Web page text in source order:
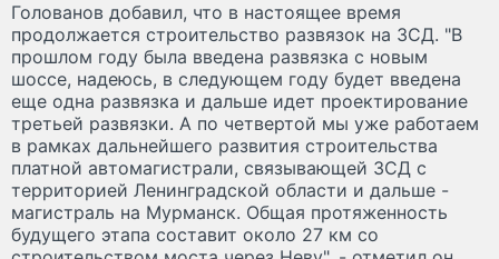
Голованов добавил, что в настоящее время
продолжается строительство развязок на ЗСД. "В
прошлом году была введена развязка с новым
шоссе, надеюсь, в следующем году будет введена
еще одна развязка и дальше идет проектирование
третьей развязки. А по четвертой мы уже работаем
в рамках дальнейшего развития строительства
платной автомагистрали, связывающей ЗСД с
территорией Ленинградской области и дальше -
магистраль на Мурманск. Общая протяженность
будущего этапа составит около 27 км со